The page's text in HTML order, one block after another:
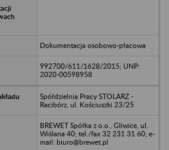
Dokumentacja osobowo-płacowa
992700/611/1628/2015; UNP:
2020-00598958
Spółdzielnia Pracy STOLARZ -
Racibórz, ul. Kościuszki 23/25
BREWET Spółka z o.o., Gliwice, ul.
Wiślana 40; tel./fax 32 231 31 60; e-
mail: biuro@brewet.pl